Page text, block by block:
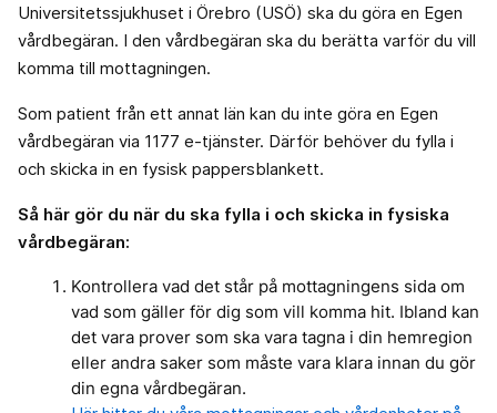
Universitetssjukhuset i Örebro (USÖ) ska du göra en Egen
vårdbegäran. I den vårdbegäran ska du berätta varför du vill
komma till mottagningen.
Som patient från ett annat län kan du inte göra en Egen
vårdbegäran via 1177 e-tjänster. Därför behöver du fylla i
och skicka in en fysisk pappersblankett.
Så här gör du när du ska fylla i och skicka in fysiska
vårdbegäran:
Kontrollera vad det står på mottagningens sida om
vad som gäller för dig som vill komma hit. Ibland kan
det vara prover som ska vara tagna i din hemregion
eller andra saker som måste vara klara innan du gör
din egna vårdbegäran.